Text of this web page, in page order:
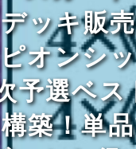
ッキ販売
オンシ
予選ベス
築！単